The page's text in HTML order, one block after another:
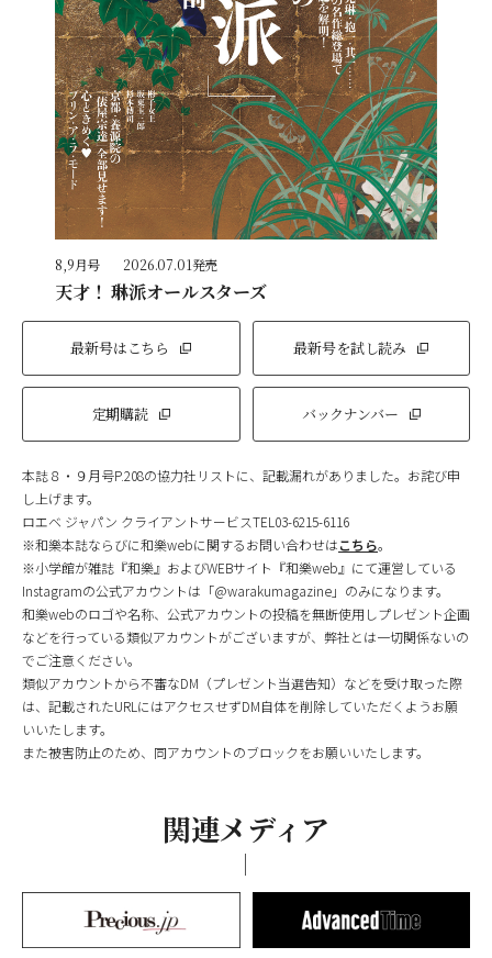
8,9月号 2026.07.01発売
天才！ 琳派オールスターズ
最新号はこちら 最新号を試し読み
定期購読 バックナンバー
本誌８・９月号P.208の協力社リストに、記載漏れがありました。お詫び申
し上げます。
ロエベ ジャパン クライアントサービスTEL03-6215-6116
※和樂本誌ならびに和樂webに関するお問い合わせはこちら。
※小学館が雑誌『和樂』およびWEBサイト『和樂web』にて運営している
Instagramの公式アカウントは「@warakumagazine」のみになります。
和樂webのロゴや名称、公式アカウントの投稿を無断使用しプレゼント企画
などを行っている類似アカウントがございますが、弊社とは一切関係ないの
でご注意ください。
類似アカウントから不審なDM（プレゼント当選告知）などを受け取った際
は、記載されたURLにはアクセスせずDM自体を削除していただくようお願
いいたします。
また被害防止のため、同アカウントのブロックをお願いいたします。
関連メディア